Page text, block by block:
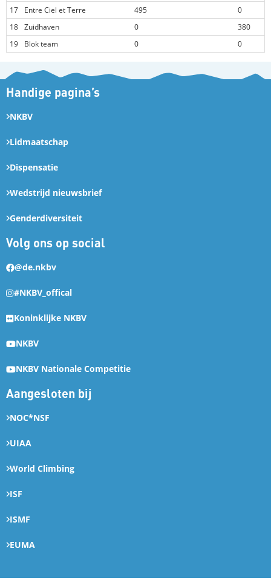
17
Entre Ciel et Terre 495
0
18 Zuidhaven 0
380
19
Blok team 0 0
Handige pagina’s
NKBV
Lidmaatschap
Dispensatie
Wedstrijd nieuwsbrief
Genderdiversiteit
Volg ons op social
@de.nkbv
#NKBV_offical
Koninklijke NKBV
NKBV
NKBV Nationale Competitie
Aangesloten bij
NOC*NSF
UIAA
World Climbing
ISF
ISMF
EUMA